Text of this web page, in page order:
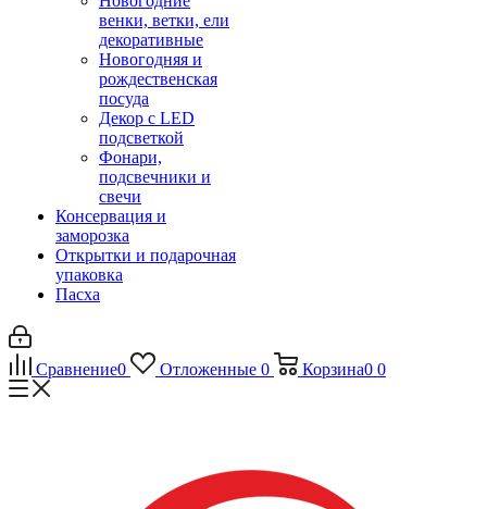
венки, ветки, ели
декоративные
Новогодняя и
рождественская
посуда
Декор с LED
подсветкой
Фонари,
подсвечники и
свечи
Консервация и
заморозка
Открытки и подарочная
упаковка
Пасха
Сравнение0 Отложенные 0 Корзина0 0